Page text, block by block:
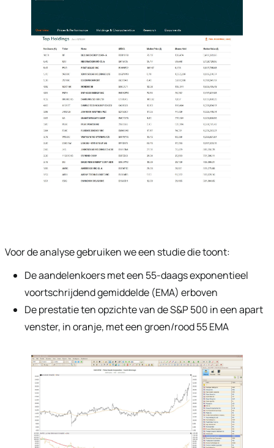
Voor de analyse gebruiken we een studie die toont:
De aandelenkoers met een 55-daags exponentieel
voortschrijdend gemiddelde (EMA) erboven
De prestatie ten opzichte van de S&P 500 in een apart
venster, in oranje, met een groen/rood 55 EMA